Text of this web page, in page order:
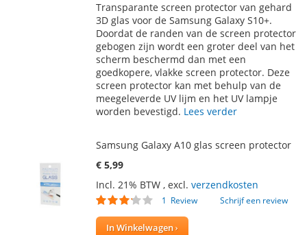
AAN
VERLANGLIJST
TE
VERGELIJKEN
Transparante screen protector van gehard
3D glas voor de Samsung Galaxy S10+.
Doordat de randen van de screen protector
gebogen zijn wordt een groter deel van het
scherm beschermd dan met een
goedkopere, vlakke screen protector. Deze
screen protector kan met behulp van de
meegeleverde UV lijm en het UV lampje
worden bevestigd. Lees verder
Samsung Galaxy A10 glas screen protector
€ 5,99
Incl. 21% BTW , excl. verzendkosten
Waardering:
1 Review Schrijf een review
In Winkelwagen